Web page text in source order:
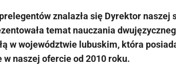
znalazła się Dyrektor naszej
temat nauczania
w województwie lubuskim, która
naszej ofercie od 2010 roku.